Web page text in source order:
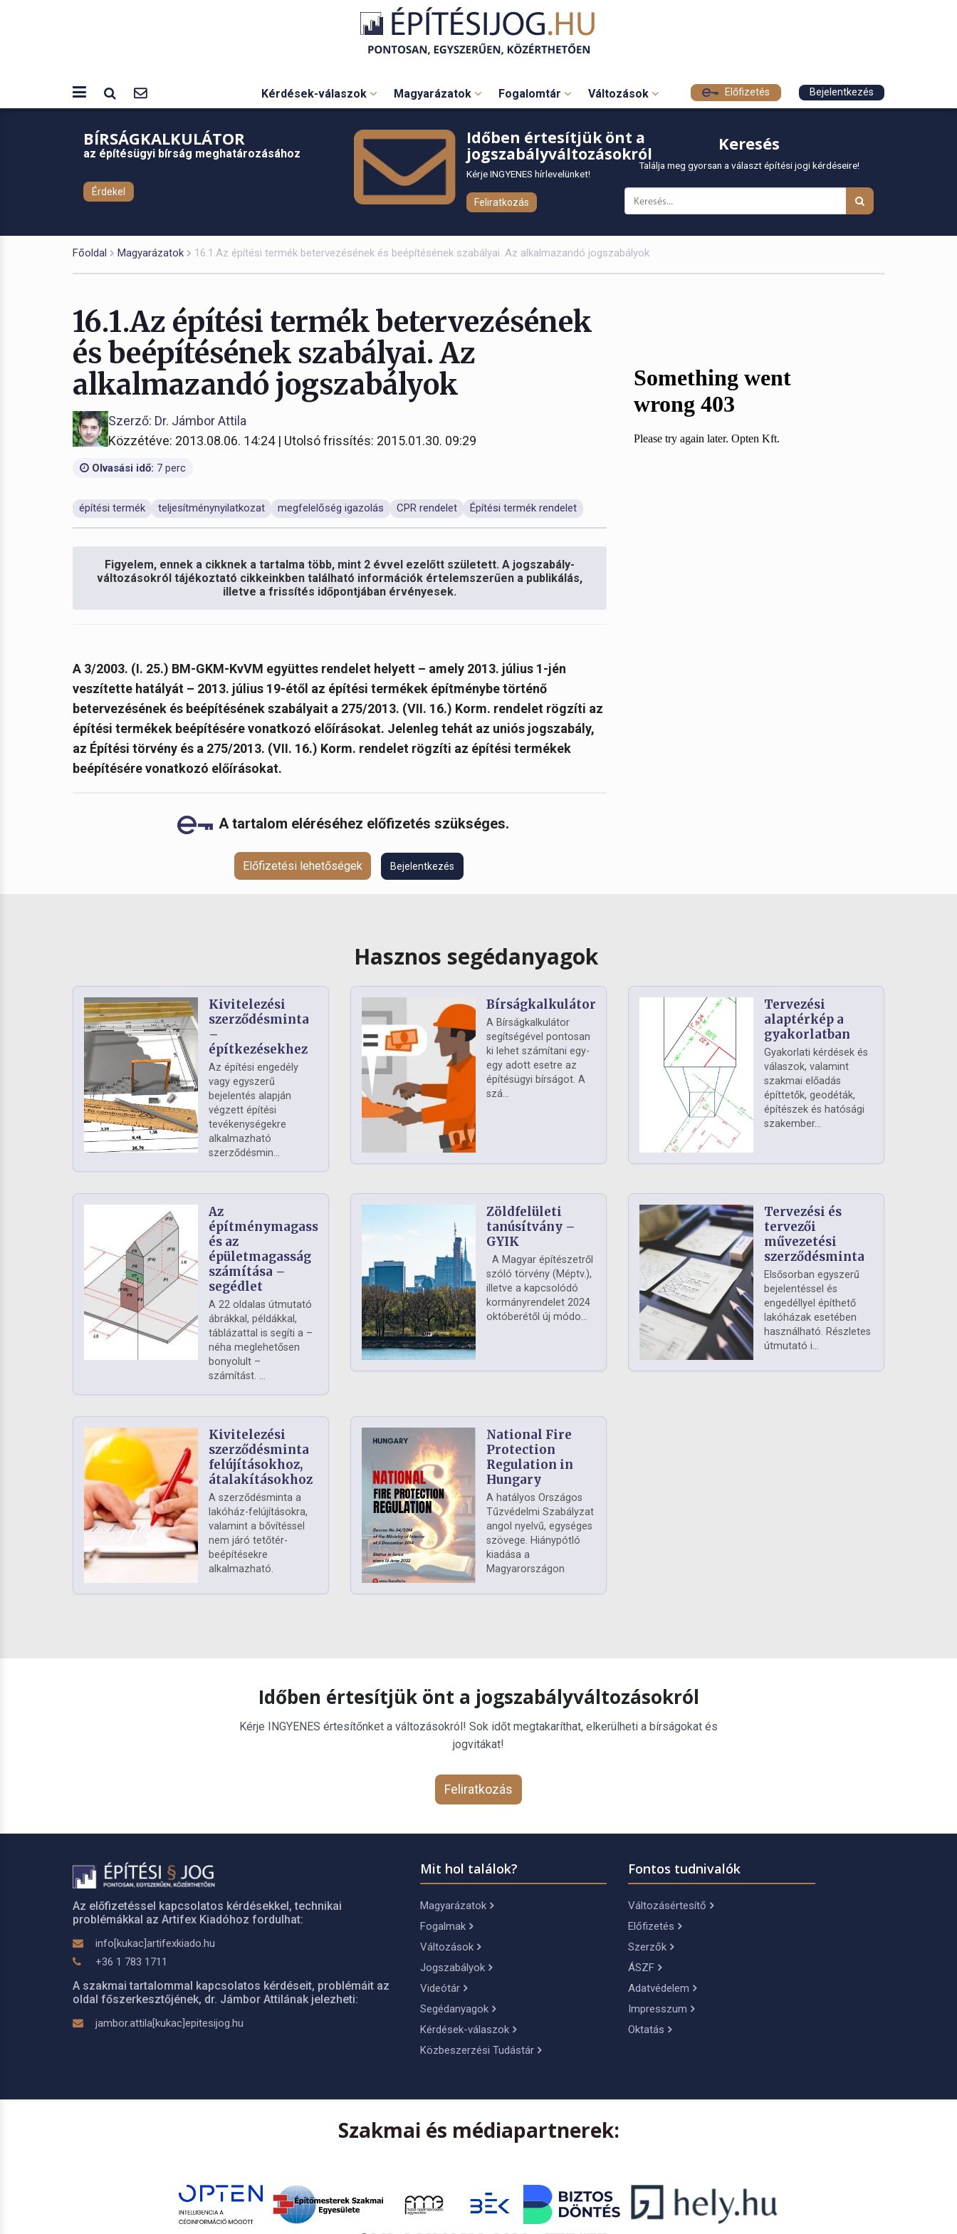
Kérdések-válaszok Magyarázatok Fogalomtár Változások Előfizetés Bejelentkezés
BÍRSÁGKALKULÁTOR
az építésügyi bírság meghatározásához
Érdekel
Időben értesítjük önt a
jogszabályváltozásokról
Kérje INGYENES hírlevelünket!
Feliratkozás
Keresés
Találja meg gyorsan a választ építési jogi kérdéseire!
Főoldal Magyarázatok 16.1.Az építési termék betervezésének és beépítésének szabályai. Az alkalmazandó jogszabályok
16.1.Az építési termék betervezésének
és beépítésének szabályai. Az
alkalmazandó jogszabályok
Szerző: Dr. Jámbor Attila
Közzétéve: 2013.08.06. 14:24 | Utolsó frissítés: 2015.01.30. 09:29
Olvasási idő: 7 perc
építési termék teljesítménynyilatkozat megfelelőség igazolás CPR rendelet Építési termék rendelet
Figyelem, ennek a cikknek a tartalma több, mint 2 évvel ezelőtt született. A jogszabály-
változásokról tájékoztató cikkeinkben található információk értelemszerűen a publikálás,
illetve a frissítés időpontjában érvényesek.
A 3/2003. (I. 25.) BM-GKM-KvVM együttes rendelet helyett – amely 2013. július 1-jén
veszítette hatályát – 2013. július 19-étől az építési termékek építménybe történő
betervezésének és beépítésének szabályait a 275/2013. (VII. 16.) Korm. rendelet rögzíti az
építési termékek beépítésére vonatkozó előírásokat. Jelenleg tehát az uniós jogszabály,
az Építési törvény és a 275/2013. (VII. 16.) Korm. rendelet rögzíti az építési termékek
beépítésére vonatkozó előírásokat.
A tartalom eléréséhez előfizetés szükséges.
Előfizetési lehetőségek Bejelentkezés
Hasznos segédanyagok
Kivitelezési
szerződésminta
–
építkezésekhez
Az építési engedély
vagy egyszerű
bejelentés alapján
végzett építési
tevékenységekre
alkalmazható
szerződésmin...
Bírságkalkulátor
A Bírságkalkulátor
segítségével pontosan
ki lehet számítani egy-
egy adott esetre az
építésügyi bírságot. A
szá...
Tervezési
alaptérkép a
gyakorlatban
Gyakorlati kérdések és
válaszok, valamint
szakmai előadás
építtetők, geodéták,
építészek és hatósági
szakember...
Az
építménymagasság
és az
épületmagasság
számítása –
segédlet
A 22 oldalas útmutató
ábrákkal, példákkal,
táblázattal is segíti a –
néha meglehetősen
bonyolult –
számítást. ...
Zöldfelületi
tanúsítvány –
GYIK
A Magyar építészetről
szóló törvény (Méptv.),
illetve a kapcsolódó
kormányrendelet 2024
októberétől új módo...
Tervezési és
tervezői
művezetési
szerződésminta
Elsősorban egyszerű
bejelentéssel és
engedéllyel építhető
lakóházak esetében
használható. Részletes
útmutató i...
Kivitelezési
szerződésminta
felújításokhoz,
átalakításokhoz
A szerződésminta a
lakóház-felújításokra,
valamint a bővítéssel
nem járó tetőtér-
beépítésekre
alkalmazható.
National Fire
Protection
Regulation in
Hungary
A hatályos Országos
Tűzvédelmi Szabályzat
angol nyelvű, egységes
szövege. Hiánypótló
kiadása a
Magyarországon
Időben értesítjük önt a jogszabályváltozásokról
Kérje INGYENES értesítőnket a változásokról! Sok időt megtakaríthat, elkerülheti a bírságokat és
jogvitákat!
Feliratkozás
Az előfizetéssel kapcsolatos kérdésekkel, technikai
problémákkal az Artifex Kiadóhoz fordulhat:
info[kukac]artifexkiado.hu
+36 1 783 1711
A szakmai tartalommal kapcsolatos kérdéseit, problémáit az
oldal főszerkesztőjének, dr. Jámbor Attilának jelezheti:
jambor.attila[kukac]epitesijog.hu
Mit hol találok?
Magyarázatok
Fogalmak
Változások
Jogszabályok
Videótár
Segédanyagok
Kérdések-válaszok
Közbeszerzési Tudástár
Fontos tudnivalók
Változásértesítő
Előfizetés
Szerzők
ÁSZF
Adatvédelem
Impresszum
Oktatás
Szakmai és médiapartnerek: